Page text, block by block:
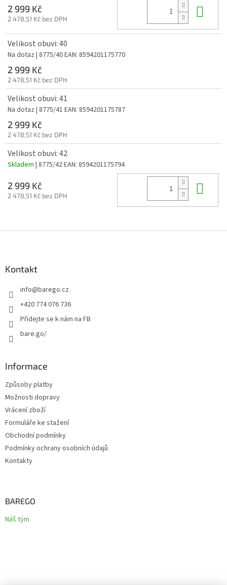
2 999 Kč
2 478,51 Kč bez DPH
Velikost obuvi: 40
Na dotaz | 8775/40EAN: 8594201175770
2 999 Kč
2 478,51 Kč bez DPH
Velikost obuvi: 41
Na dotaz | 8775/41 EAN: 8594201175787
2 999 Kč
2 478,51 Kč bez DPH
Velikost obuvi: 42
Skladem | 8775/42EAN: 8594201175794
2 999 Kč
2 478,51 Kč bez DPH
Kontakt
info@barego.cz
+420 774 076 736
Přidejte se k nám na FB
bare.go/
Informace
Způsoby platby
Možnosti dopravy
Vrácení zboží
Formuláře ke stažení
Obchodní podmínky
Podmínky ochrany osobních údajů
Kontakty
BAREGO
Náš tým